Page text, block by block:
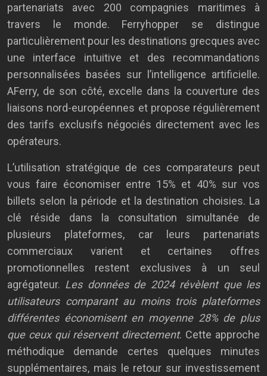
partenariats avec 200 compagnies maritimes à
travers le monde. Ferryhopper se distingue
particulièrement pour les destinations grecques avec
une interface intuitive et des recommandations
personnalisées basées sur l’intelligence artificielle.
AFerry, de son côté, excelle dans la couverture des
liaisons nord-européennes et propose régulièrement
des tarifs exclusifs négociés directement avec les
opérateurs.
L’utilisation stratégique de ces comparateurs peut
vous faire économiser entre 15% et 40% sur vos
billets selon la période et la destination choisies. La
clé réside dans la consultation simultanée de
plusieurs plateformes, car leurs partenariats
commerciaux varient et certaines offres
promotionnelles restent exclusives à un seul
agrégateur. Les données de 2024 révèlent que les
utilisateurs comparant au moins trois plateformes
différentes économisent en moyenne 28% de plus
que ceux qui réservent directement. Cette approche
méthodique demande certes quelques minutes
supplémentaires, mais le retour sur investissement